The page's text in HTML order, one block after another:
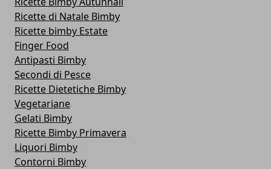
Ricette di Natale Bimby
Ricette bimby Estate
Finger Food
Antipasti Bimby
Secondi di Pesce
Ricette Dietetiche Bimby
Vegetariane
Gelati Bimby
Ricette Bimby Primavera
Liquori Bimby
Contorni Bimby